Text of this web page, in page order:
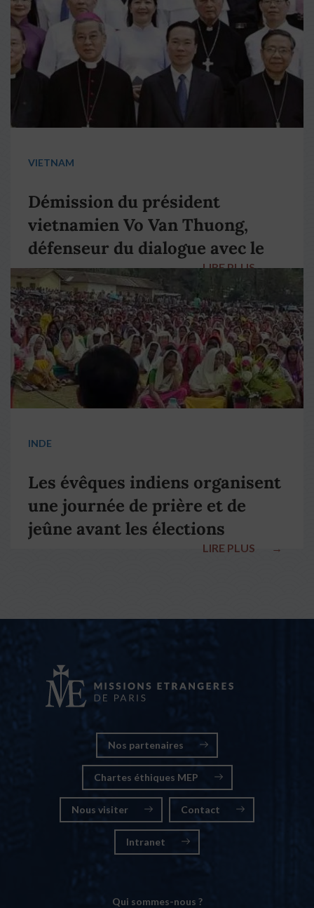
VIETNAM
Démission du président
vietnamien Vo Van Thuong,
défenseur du dialogue avec le
pape François
LIRE PLUS →
INDE
Les évêques indiens organisent
une journée de prière et de
jeûne avant les élections
LIRE PLUS →
Nos partenaires
Chartes éthiques MEP
Nous visiter Contact
Intranet
Qui sommes-nous ?